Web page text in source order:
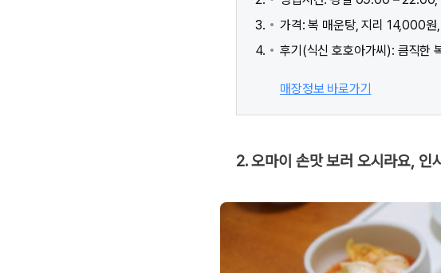
가격: 복 매운탕, 지리 14,000
후기(식신 호호아가씨): 큼직한
매장정보 바로가기
2. 오마이 손맛 보러 오시라요, 인